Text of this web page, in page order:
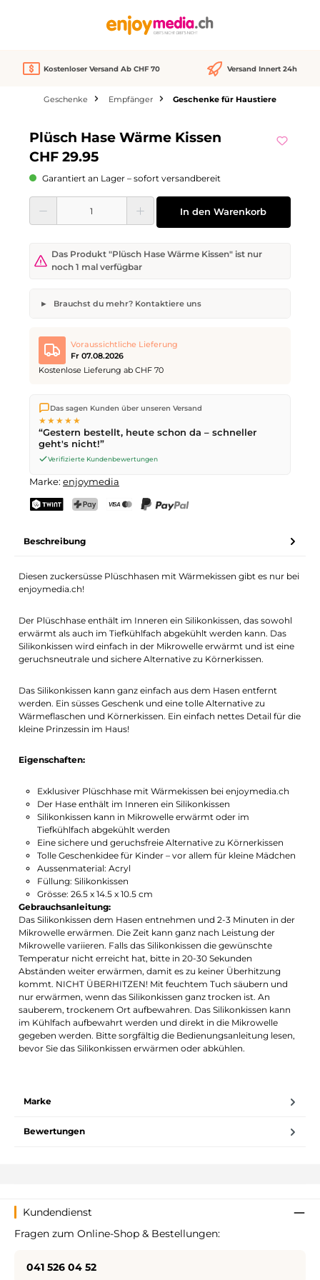
Kostenloser Versand Ab CHF 70 Versand Innert 24h
Geschenke Empfänger Geschenke für Haustiere
Plüsch Hase Wärme Kissen
CHF 29.95
Garantiert an Lager – sofort versandbereit
Produkt Anzahl: Gib den gewünschten Wert ein oder benutze die
In den Warenkorb
Das Produkt "Plüsch Hase Wärme Kissen" ist nur
noch 1 mal verfügbar
Brauchst du mehr? Kontaktiere uns
Gewünschte Anzahl
Dein Name E-Mail-Adresse
Anfrage senden
Voraussichtliche Lieferung
Fr 07.08.2026
Kostenlose Lieferung ab CHF 70
Wir versenden direkt aus unserem Lager in Kriens. Ab
ist die Lieferung kostenlos. Bestellungen bis
werden noch am selben Tag versendet – Zustellung am
nächsten Werktagmit der Schweizerischen Post.
Das sagen Kunden über unseren Versand
★★★★★
“Gestern bestellt, heute schon da – schneller
geht's nicht!”
Verifizierte Kundenbewertungen
Marke: enjoymedia
Beschreibung
Diesen zuckersüsse Plüschhasen mit Wärmekissen gibt es nur bei
enjoymedia.ch!
Der Plüschhase enthält im Inneren ein Silikonkissen, das sowohl
erwärmt als auch im Tiefkühlfach abgekühlt werden kann. Das
Silikonkissen wird einfach in der Mikrowelle erwärmt und ist eine
geruchsneutrale und sichere Alternative zu Körnerkissen.
Das Silikonkissen kann ganz einfach aus dem Hasen entfernt
werden. Ein süsses Geschenk und eine tolle Alternative zu
Wärmeflaschen und Körnerkissen. Ein einfach nettes Detail für die
kleine Prinzessin im Haus!
Eigenschaften:
Exklusiver Plüschhase mit Wärmekissen bei enjoymedia.ch
Der Hase enthält im Inneren ein Silikonkissen
Silikonkissen kann in Mikrowelle erwärmt oder im
Tiefkühlfach abgekühlt werden
Eine sichere und geruchsfreie Alternative zu Körnerkissen
Tolle Geschenkidee für Kinder – vor allem für kleine Mädchen
Aussenmaterial: Acryl
Füllung: Silikonkissen
Grösse: 26.5 x 14.5 x 10.5 cm
Gebrauchsanleitung:
Das Silikonkissen dem Hasen entnehmen und 2-3 Minuten in der
Mikrowelle erwärmen. Die Zeit kann ganz nach Leistung der
Mikrowelle variieren. Falls das Silikonkissen die gewünschte
Temperatur nicht erreicht hat, bitte in 20-30 Sekunden
Abständen weiter erwärmen, damit es zu keiner Überhitzung
kommt. NICHT ÜBERHITZEN! Mit feuchtem Tuch säubern und
nur erwärmen, wenn das Silikonkissen ganz trocken ist. An
sauberem, trockenem Ort aufbewahren. Das Silikonkissen kann
im Kühlfach aufbewahrt werden und direkt in die Mikrowelle
gegeben werden. Bitte sorgfältig die Bedienungsanleitung lesen,
bevor Sie das Silikonkissen erwärmen oder abkühlen.
Marke
Bewertungen
Kundendienst
Fragen zum Online-Shop & Bestellungen:
041 526 04 52